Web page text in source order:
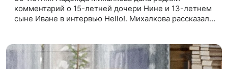
комментарий о 15-летней дочери Нине и 13-летнем
сыне Иване в интервью Hello!. Михалкова рассказала